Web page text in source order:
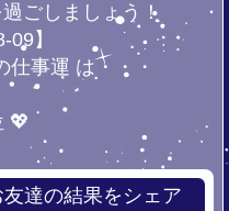
ごしましょう！
09】
仕事運 は・・・
💖
達の結果をシェア